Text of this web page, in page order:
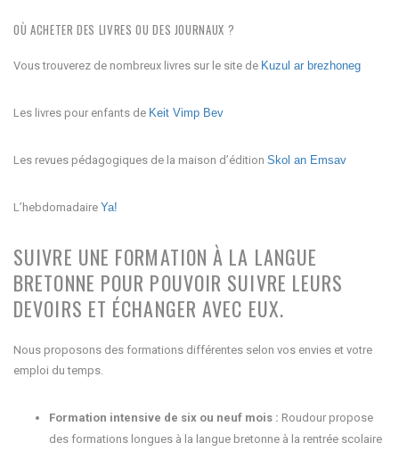
OÙ ACHETER DES LIVRES OU DES JOURNAUX ?
Vous trouverez de nombreux livres sur le site de Kuzul ar brezhoneg
Les livres pour enfants de Keit Vimp Bev
Les revues pédagogiques de la maison d’édition Skol an Emsav
L’hebdomadaire Ya!
SUIVRE UNE FORMATION À LA LANGUE
BRETONNE POUR POUVOIR SUIVRE LEURS
DEVOIRS ET ÉCHANGER AVEC EUX.
Nous proposons des formations différentes selon vos envies et votre
emploi du temps.
Formation intensive de six ou neuf mois : Roudour propose
des formations longues à la langue bretonne à la rentrée scolaire